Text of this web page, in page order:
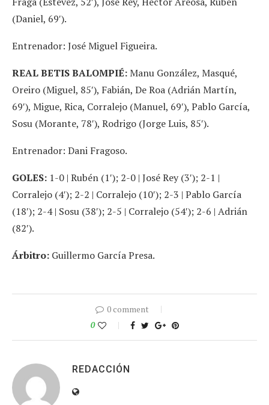
(Daniel, 69′).
Entrenador: José Miguel Figueira.
REAL BETIS BALOMPIÉ:Manu González, Masqué,
Oreiro (Miguel, 85′), Fabián, De Roa (Adrián Martín,
69′), Migue, Rica, Corralejo (Manuel, 69′), Pablo García,
Sosu (Morante, 78′), Rodrigo (Jorge Luis, 85′).
Entrenador: Dani Fragoso.
GOLES: 1-0 | Rubén (1′); 2-0 | José Rey (3′); 2-1 |
Corralejo (4′); 2-2 | Corralejo (10′); 2-3 | Pablo García
(18′); 2-4 | Sosu (38′); 2-5 | Corralejo (54′); 2-6 | Adrián
(82′).
Árbitro: Guillermo García Presa.
0 comment
0
REDACCIÓN